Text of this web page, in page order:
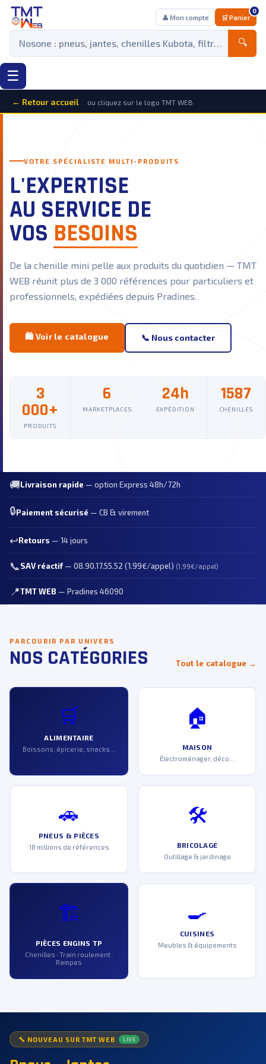
🔍
👤 Mon compte 🛒 Panier
0
☰
← Retour accueil ou cliquez sur le logo TMT WEB
VOTRE SPÉCIALISTE MULTI-PRODUITS
L'EXPERTISE
AU SERVICE DE
VOS BESOINS
De la chenille mini pelle aux produits du quotidien — TMT
WEB réunit plus de 3 000 références pour particuliers et
professionnels, expédiées depuis Pradines.
🛍️ Voir le catalogue 📞 Nous contacter
3
000+
PRODUITS
6
MARKETPLACES
24h
EXPÉDITION
1587
CHENILLES
🚚Livraison rapide — option Express 48h/72h
🔒Paiement sécurisé — CB & virement
↩️Retours — 14 jours
📞SAV réactif— 08.90.17.55.52 (1.99€/appel) (1,99€/appel)
📍TMT WEB — Pradines 46090
PARCOURIR PAR UNIVERS
NOS CATÉGORIES Tout le catalogue →
🛒
ALIMENTAIRE
Boissons, épicerie, snacks…
🏠
MAISON
Électroménager, déco...
🚗
PNEUS & PIÈCES
18 millions de références
🛠️
BRICOLAGE
Outillage & jardinage
🏗️
PIÈCES ENGINS TP
Chenilles · Train roulement ·
Rampes
🍳
CUISINES
Meubles & équipements
🔧 NOUVEAU SUR TMT WEB LIVE